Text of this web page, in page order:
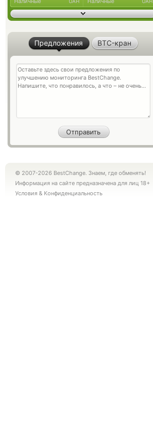
Предложения BTC-кран
© 2007-2026 BestChange. Знаем, где обменять!
Информация на сайте предназначена для лиц 18+
Условия & Конфиденциальность